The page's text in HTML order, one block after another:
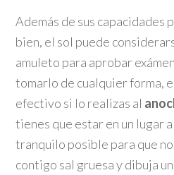
Además de sus capacidades
bien, el sol puede
amuleto para aprobar
tomarlo de cualquier forma,
efectivo si lo realizas al
tienes que estar en un lugar
tranquilo posible para que
contigo sal gruesa y dibuja